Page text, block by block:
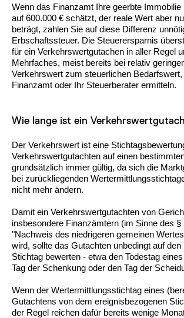
Wenn das Finanzamt Ihre geerbte
auf 600.000 € schätzt, der reale Wert aber
beträgt, zahlen Sie auf diese Differenz
Erbschaftssteuer. Die Steuerersparnis
für ein Verkehrswertgutachen in aller Regel
Mehrfaches, meist bereits bei relativ
Verkehrswert zum steuerlichen Bedarfswert,
Finanzamt oder Ihr Steuerberater ermitteln.
Wie lange ist ein
Der Verkehrswert ist eine
Verkehrswertgutachten auf einen
grundsätzlich immer gültig, da sich die
bei zurückliegenden
nicht mehr ändern.
Damit ein Verkehrswertgutachten von
insbesondere Finanzämtern (im Sinne des §
"Nachweis des niedrigeren gemeinen
wird, sollte das Gutachten unbedingt auf den
Stichtag bewerten - etwa den Todestag
Tag der Schenkung oder den Tag der
Wenn der Wertermittlungsstichtag eines
Gutachtens von dem ereignisbezogenen
der Regel reichen dafür bereits wenige